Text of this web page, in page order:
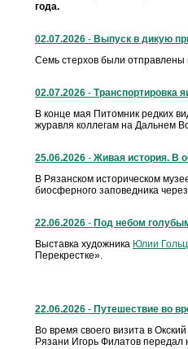
года.
02.07.2026 - Выпуск в дикую
Семь стерхов были отправлены
02.07.2026 - Транспортировка
В конце мая Питомник редких
журавля коллегам на Дальнем
25.06.2026 - Живая история. В
В Рязанском историческом
биосферного заповедника
22.06.2026 - Под небом
Выставка художника Юлии
Перекрестке».
22.06.2026 - Путешествие во
Во время своего визита в
Рязани Игорь Филатов